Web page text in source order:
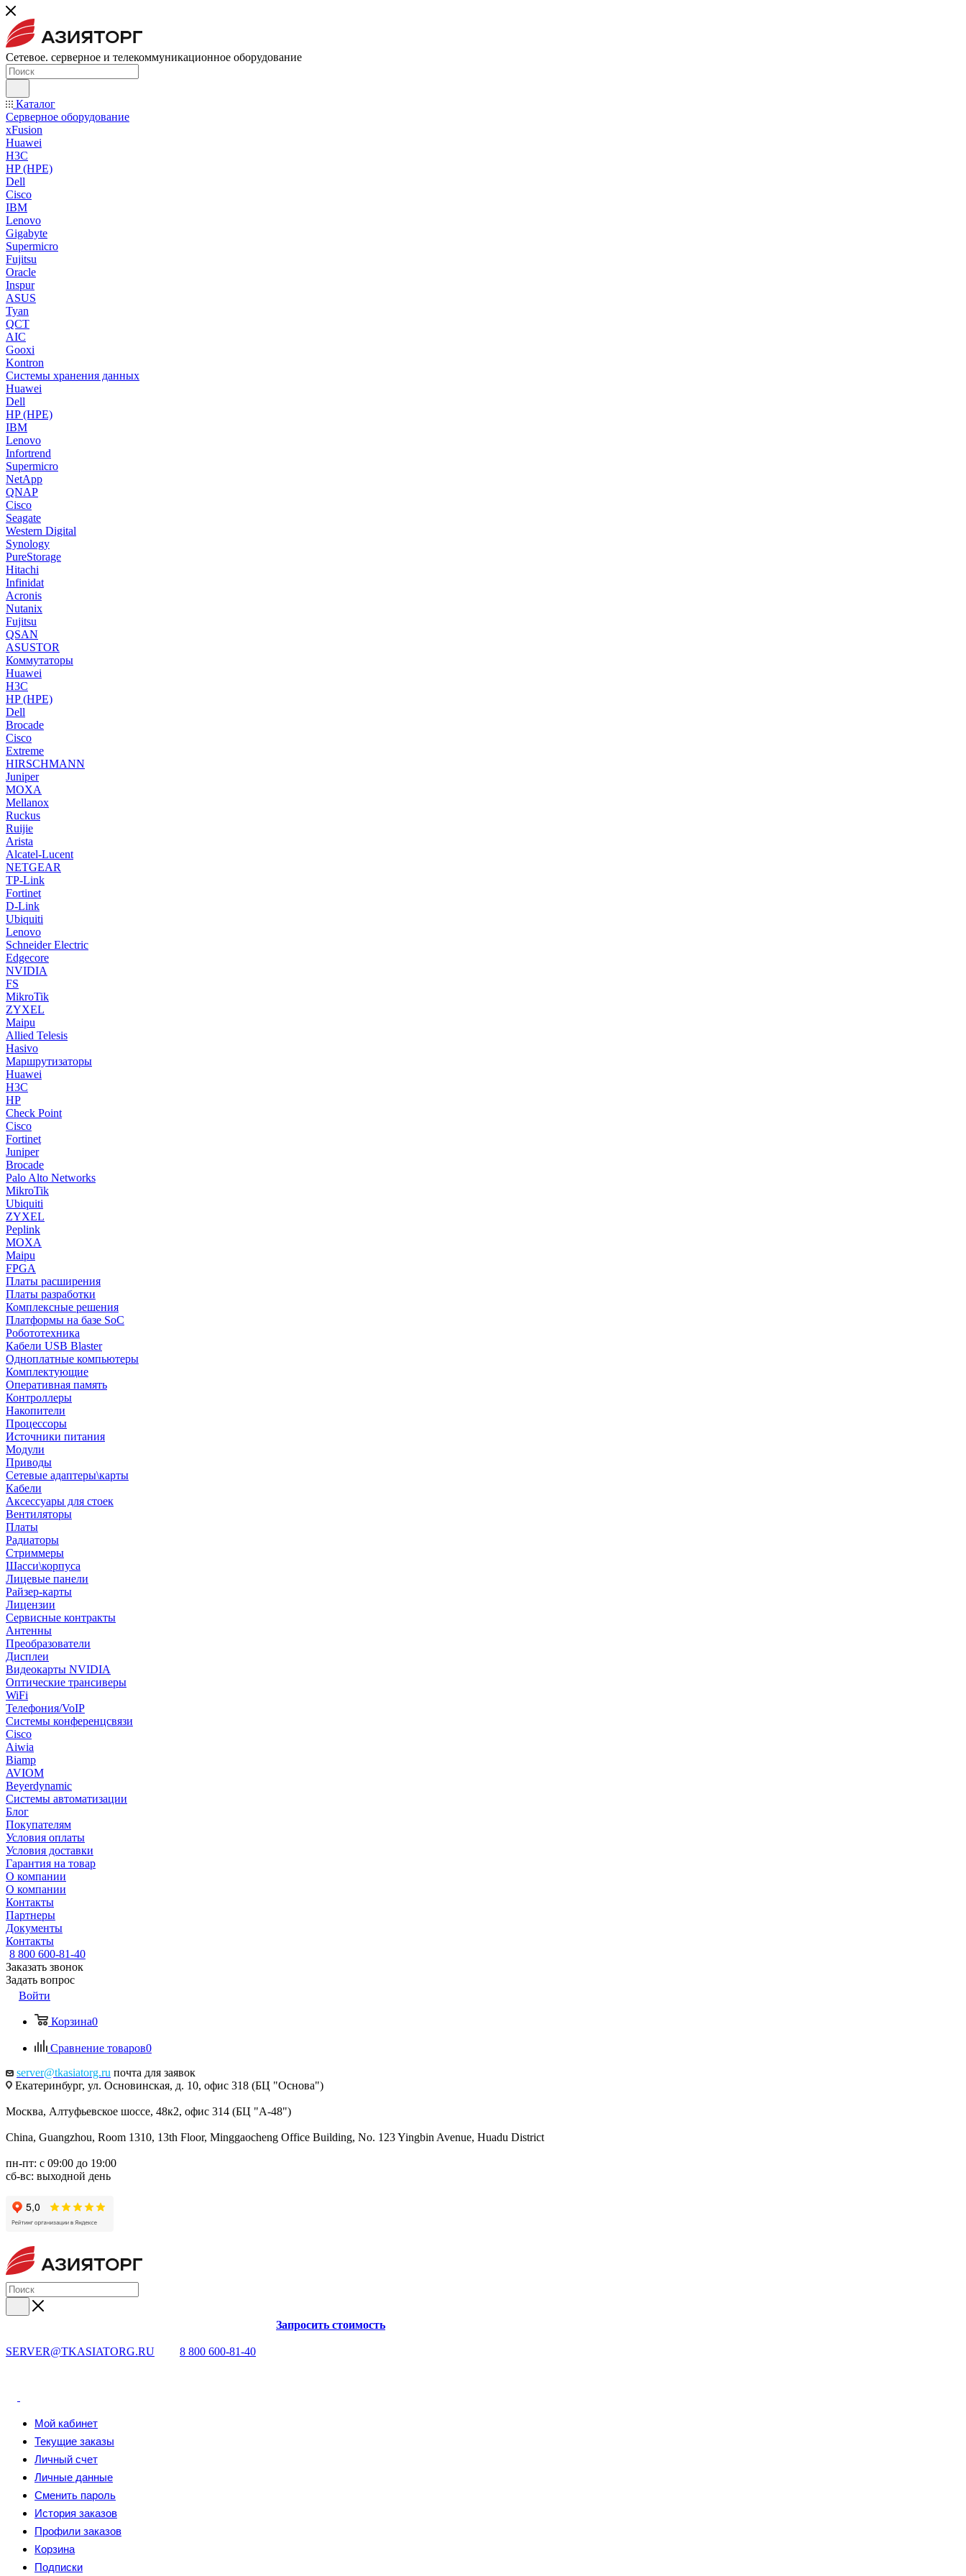
Сетевое. серверное и телекоммуникационное оборудование
Каталог
Серверное оборудование
xFusion
Huawei
H3C
HP (HPE)
Dell
Cisco
IBM
Lenovo
Gigabyte
Supermicro
Fujitsu
Oracle
Inspur
ASUS
Tyan
QCT
AIC
Gooxi
Kontron
Системы хранения данных
Huawei
Dell
HP (HPE)
IBM
Lenovo
Infortrend
Supermicro
NetApp
QNAP
Cisco
Seagate
Western Digital
Synology
PureStorage
Hitachi
Infinidat
Acronis
Nutanix
Fujitsu
QSAN
ASUSTOR
Коммутаторы
Huawei
H3C
HP (HPE)
Dell
Brocade
Cisco
Extreme
HIRSCHMANN
Juniper
MOXA
Mellanox
Ruckus
Ruijie
Arista
Alcatel-Lucent
NETGEAR
TP-Link
Fortinet
D-Link
Ubiquiti
Lenovo
Schneider Electric
Edgecore
NVIDIA
FS
MikroTik
ZYXEL
Maipu
Allied Telesis
Hasivo
Маршрутизаторы
Huawei
H3C
HP
Check Point
Cisco
Fortinet
Juniper
Brocade
Palo Alto Networks
MikroTik
Ubiquiti
ZYXEL
Peplink
MOXA
Maipu
FPGA
Платы расширения
Платы разработки
Комплексные решения
Платформы на базе SoC
Робототехника
Кабели USB Blaster
Одноплатные компьютеры
Комплектующие
Оперативная память
Контроллеры
Накопители
Процессоры
Источники питания
Модули
Приводы
Сетевые адаптеры\карты
Кабели
Аксессуары для стоек
Вентиляторы
Платы
Радиаторы
Стриммеры
Шасси\корпуса
Лицевые панели
Райзер-карты
Лицензии
Сервисные контракты
Антенны
Преобразователи
Дисплеи
Видеокарты NVIDIA
Оптические трансиверы
WiFi
Телефония/VoIP
Системы конференцсвязи
Cisco
Aiwia
Biamp
AVIOM
Beyerdynamic
Системы автоматизации
Блог
Покупателям
Условия оплаты
Условия доставки
Гарантия на товар
О компании
О компании
Контакты
Партнеры
Документы
Контакты
8 800 600-81-40
Заказать звонок
Задать вопрос
Войти
Корзина0
Сравнение товаров0
server@tkasiatorg.ru почта для заявок
Екатеринбург, ул. Основинская, д. 10, офис 318 (БЦ "Основа")
Москва, Алтуфьевское шоссе, 48к2, офис 314 (БЦ "А-48")
China, Guangzhou, Room 1310, 13th Floor, Minggaocheng Office Building, No. 123 Yingbin Avenue, Huadu District
пн-пт: с 09:00 до 19:00
сб-вс: выходной день
SERVER@TKASIATORG.RU 8 800 600-81-40
Запросить стоимость
Мой кабинет
Текущие заказы
Личный счет
Личные данные
Сменить пароль
История заказов
Профили заказов
Корзина
Подписки